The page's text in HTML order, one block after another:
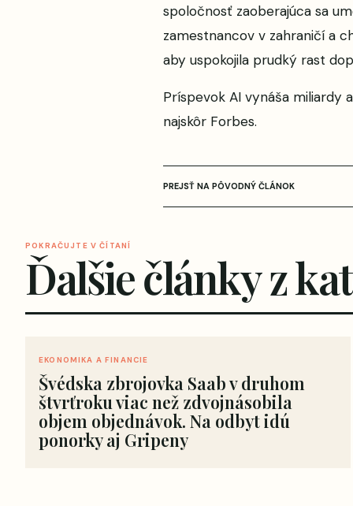
spoločnosť zaoberajúca sa
zamestnancov v zahraničí a
aby uspokojila prudký rast
Príspevok AI vynáša miliardy
najskôr Forbes.
PREJSŤ NA PÔVODNÝ ČLÁNOK
POKRAČUJTE V ČÍTANÍ
Ďalšie články z
EKONOMIKA A FINANCIE
Švédska zbrojovka Saab v druhom
štvrťroku viac než zdvojnásobila
objem objednávok. Na odbyt idú
ponorky aj Gripeny